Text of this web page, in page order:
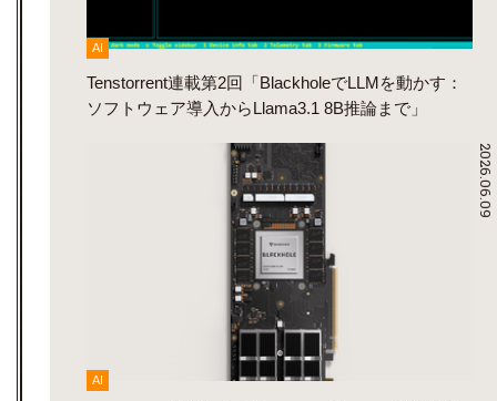
AI
Tenstorrent連載第2回「BlackholeでLLMを動かす：
ソフトウェア導入からLlama3.1 8B推論まで」
2026.06.09
AI